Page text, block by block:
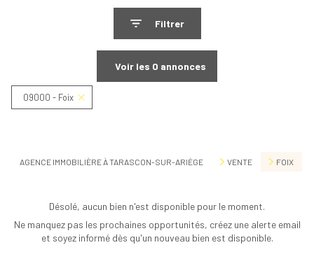
Filtrer
Voir les 0 annonces
09000 - Foix
AGENCE IMMOBILIÈRE À TARASCON-SUR-ARIÈGE VENTE FOIX
Désolé, aucun bien n'est disponible pour le moment.
Ne manquez pas les prochaines opportunités, créez une alerte email
et soyez informé dès qu'un nouveau bien est disponible.